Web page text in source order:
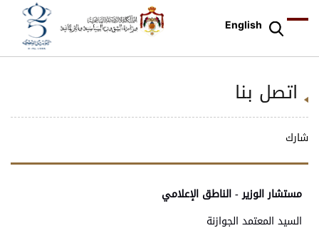
English
اتصل بنا
شارك
مستشار الوزير - الناطق الإعلامي
السيد المعتمد الجوازنة